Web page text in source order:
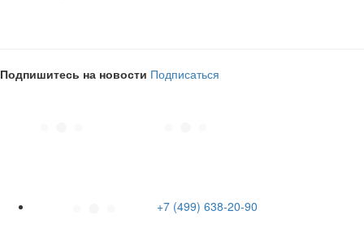
Подпишитесь на новости Подписаться
+7 (499) 638-20-90